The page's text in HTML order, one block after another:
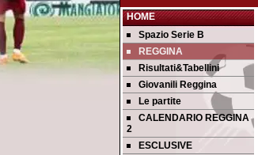
HOME
Spazio Serie B
REGGINA
Risultati&Tabellini
Giovanili Reggina
Le partite
CALENDARIO REGGINA
2
ESCLUSIVE